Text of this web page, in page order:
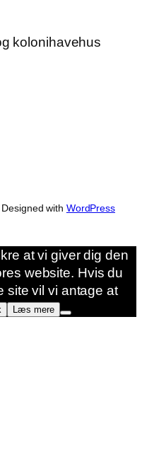
kolonihavehus
Designed with WordPress
at vi giver dig den
website. Hvis du
site vil vi antage at
Læs mere